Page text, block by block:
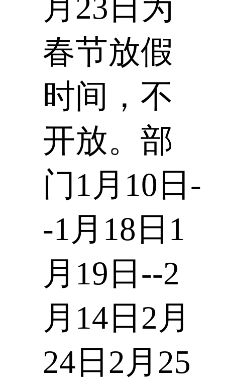
月23日为
春节放假
时间，不
开放。部
门1月10日-
-1月18日1
月19日--2
月14日2月
24日2月25